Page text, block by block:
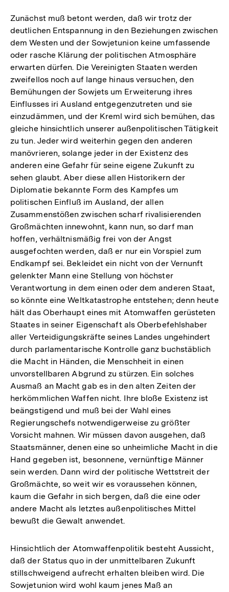
Zunächst muß betont werden, daß wir trotz der
deutlichen Entspannung in den Beziehungen zwischen
dem Westen und der Sowjetunion keine umfassende
oder rasche Klärung der politischen Atmosphäre
erwarten dürfen. Die Vereinigten Staaten werden
zweifellos noch auf lange hinaus versuchen, den
Bemühungen der Sowjets um Erweiterung ihres
Einflusses iri Ausland entgegenzutreten und sie
einzudämmen, und der Kreml wird sich bemühen, das
gleiche hinsichtlich unserer außenpolitischen Tätigkeit
zu tun. Jeder wird weiterhin gegen den anderen
manövrieren, solange jeder in der Existenz des
anderen eine Gefahr für seine eigene Zukunft zu
sehen glaubt. Aber diese allen Historikern der
Diplomatie bekannte Form des Kampfes um
politischen Einfluß im Ausland, der allen
Zusammenstößen zwischen scharf rivalisierenden
Großmächten innewohnt, kann nun, so darf man
hoffen, verhältnismäßig frei von der Angst
ausgefochten werden, daß er nur ein Vorspiel zum
Endkampf sei. Bekleidet ein nicht von der Vernunft
gelenkter Mann eine Stellung von höchster
Verantwortung in dem einen oder dem anderen Staat,
so könnte eine Weltkatastrophe entstehen; denn heute
hält das Oberhaupt eines mit Atomwaffen gerüsteten
Staates in seiner Eigenschaft als Oberbefehlshaber
aller Verteidigungskräfte seines Landes ungehindert
durch parlamentarische Kontrolle ganz buchstäblich
die Macht in Händen, die Menschheit in einen
unvorstellbaren Abgrund zu stürzen. Ein solches
Ausmaß an Macht gab es in den alten Zeiten der
herkömmlichen Waffen nicht. Ihre bloße Existenz ist
beängstigend und muß bei der Wahl eines
Regierungschefs notwendigerweise zu größter
Vorsicht mahnen. Wir müssen davon ausgehen, daß
Staatsmänner, denen eine so unheimliche Macht in die
Hand gegeben ist, besonnene, vernünftige Männer
sein werden. Dann wird der politische Wettstreit der
Großmächte, so weit wir es voraussehen können,
kaum die Gefahr in sich bergen, daß die eine oder
andere Macht als letztes außenpolitisches Mittel
bewußt die Gewalt anwendet.
Hinsichtlich der Atomwaffenpolitik besteht Aussicht,
daß der Status quo in der unmittelbaren Zukunft
stillschweigend aufrecht erhalten bleiben wird. Die
Sowjetunion wird wohl kaum jenes Maß an